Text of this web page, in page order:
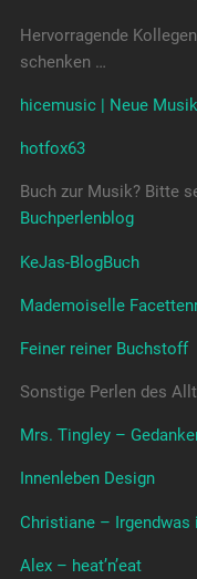
Hervorragende
schenken …
hicemusic | Neue
hotfox63
Buch zur Musik? Bitte
Buchperlenblog
KeJas-BlogBuch
Mademoiselle
Feiner reiner Buchstoff
Sonstige Perlen des
Mrs. Tingley –
Innenleben Design
Christiane –
Alex – heat’n’eat